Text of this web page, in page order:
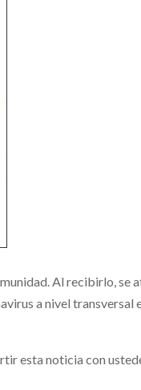
Al recibirlo, se
a nivel transversal
esta noticia con